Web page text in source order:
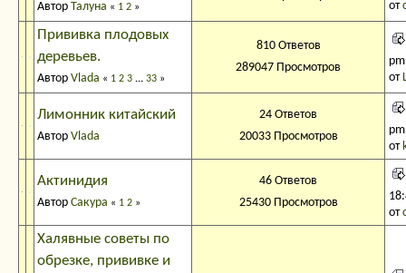
Автор Талуна « 1 2 » от
Прививка плодовых
деревьев.
Автор Vlada « 1 2 3 ... 33 »
810 Ответов
289047 Просмотров
pm
от
Лимонник китайский
Автор Vlada
24 Ответов
20033 Просмотров
pm
от
Актинидия
Автор Сакура « 1 2 »
46 Ответов
25430 Просмотров
от
Халявные советы по
обрезке, прививке и